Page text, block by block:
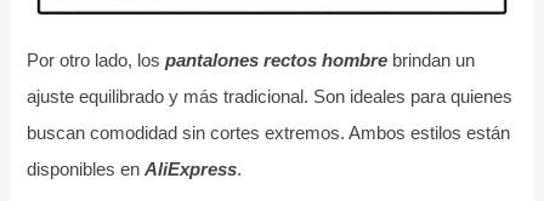
Por otro lado, los pantalones rectos hombrebrindan un
ajuste equilibrado y más tradicional. Son ideales para quienes
buscan comodidad sin cortes extremos. Ambos estilos están
disponibles en AliExpress.